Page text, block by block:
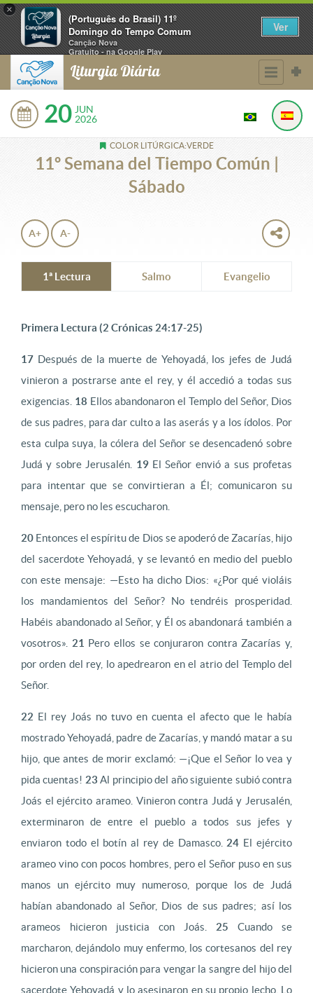
×
(Português do Brasil) 11º
Domingo do Tempo Comum
Canção Nova
Gratuito - na Google Play
Ver
Liturgia Diária
20 JUN
2026
COLOR LITÚRGICA:VERDE
11º Semana del Tiempo Común |
Sábado
A+ A-
1ª Lectura Salmo Evangelio
Primera Lectura (2 Crónicas 24:17-25)
17 Después de la muerte de Yehoyadá, los jefes de Judá
vinieron a postrarse ante el rey, y él accedió a todas sus
exigencias. 18 Ellos abandonaron el Templo del Señor, Dios
de sus padres, para dar culto a las aserás y a los ídolos. Por
esta culpa suya, la cólera del Señor se desencadenó sobre
Judá y sobre Jerusalén. 19El Señor envió a sus profetas
para intentar que se convirtieran a Él; comunicaron su
mensaje, pero no les escucharon.
20 Entonces el espíritu de Dios se apoderó de Zacarías, hijo
del sacerdote Yehoyadá, y se levantó en medio del pueblo
con este mensaje: —Esto ha dicho Dios: «¿Por qué violáis
los mandamientos del Señor? No tendréis prosperidad.
Habéis abandonado al Señor, y Él os abandonará también a
vosotros». 21 Pero ellos se conjuraron contra Zacarías y,
por orden del rey, lo apedrearon en el atrio del Templo del
Señor.
22 El rey Joás no tuvo en cuenta el afecto que le había
mostrado Yehoyadá, padre de Zacarías, y mandó matar a su
hijo, que antes de morir exclamó: —¡Que el Señor lo vea y
pida cuentas! 23 Al principio del año siguiente subió contra
Joás el ejército arameo. Vinieron contra Judá y Jerusalén,
exterminaron de entre el pueblo a todos sus jefes y
enviaron todo el botín al rey de Damasco. 24 El ejército
arameo vino con pocos hombres, pero el Señor puso en sus
manos un ejército muy numeroso, porque los de Judá
habían abandonado al Señor, Dios de sus padres; así los
arameos hicieron justicia con Joás. 25 Cuando se
marcharon, dejándolo muy enfermo, los cortesanos del rey
hicieron una conspiración para vengar la sangre del hijo del
sacerdote Yehoyadá y lo asesinaron en su propio lecho. Lo